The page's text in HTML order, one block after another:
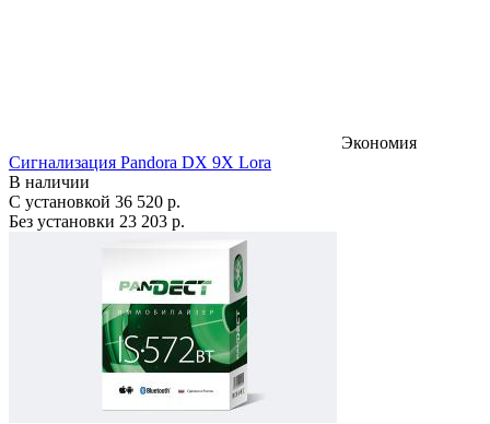
Экономия
Сигнализация Pandora DX 9X Lora
В наличии
С установкой 36 520 р.
Без установки 23 203 р.